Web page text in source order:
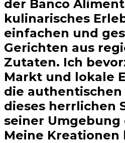
der Banco
kulinarisches
einfachen und
Gerichten aus
Zutaten. Ich
Markt und lokale
die authentischen
dieses herrlichen
seiner Umgebung
Meine Kreationen